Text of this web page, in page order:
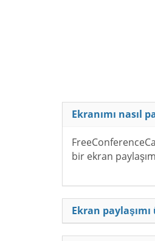
Ekranımı nasıl
bir ekran
Ekran